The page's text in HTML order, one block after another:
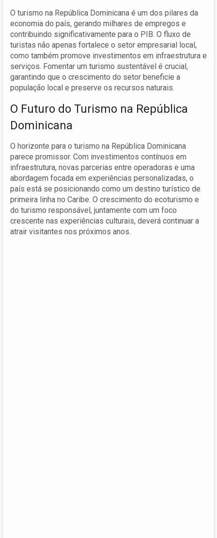
O turismo na República Dominicana é um dos pilares da
economia do país, gerando milhares de empregos e
contribuindo significativamente para o PIB. O fluxo de
turistas não apenas fortalece o setor empresarial local,
como também promove investimentos em infraestrutura e
serviços. Fomentar um turismo sustentável é crucial,
garantindo que o crescimento do setor beneficie a
população local e preserve os recursos naturais.
O Futuro do Turismo na República
Dominicana
O horizonte para o turismo na República Dominicana
parece promissor. Com investimentos contínuos em
infraestrutura, novas parcerias entre operadoras e uma
abordagem focada em experiências personalizadas, o
país está se posicionando como um destino turístico de
primeira linha no Caribe. O crescimento do ecoturismo e
do turismo responsável, juntamente com um foco
crescente nas experiências culturais, deverá continuar a
atrair visitantes nos próximos anos.